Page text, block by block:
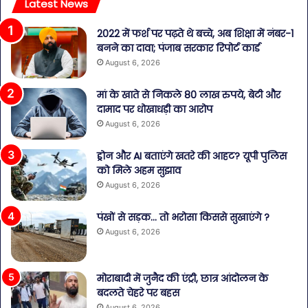
Latest News
2022 में फर्श पर पढ़ते थे बच्चे, अब शिक्षा में नंबर-1
बनने का दावा; पंजाब सरकार रिपोर्ट कार्ड
August 6, 2026
मां के खाते से निकले 80 लाख रुपये, बेटी और
दामाद पर धोखाधड़ी का आरोप
August 6, 2026
ड्रोन और AI बताएंगे खतरे की आहट? यूपी पुलिस
को मिले अहम सुझाव
August 6, 2026
पंखों से सड़क… तो भरोसा किससे सुखाएंगे ?
August 6, 2026
मोराबादी में जुनैद की एंट्री, छात्र आंदोलन के
बदलते चेहरे पर बहस